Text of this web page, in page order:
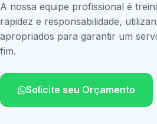
A nossa equipe profissional é
rapidez e responsabilidade,
apropriados para garantir um
fim.
Solicite seu Orçamento